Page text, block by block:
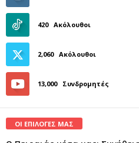
420 Ακόλουθοι
2,060 Ακόλουθοι
13,000 Συνδρομητές
ΟΙ ΕΠΙΛΟΓΕΣ ΜΑΣ